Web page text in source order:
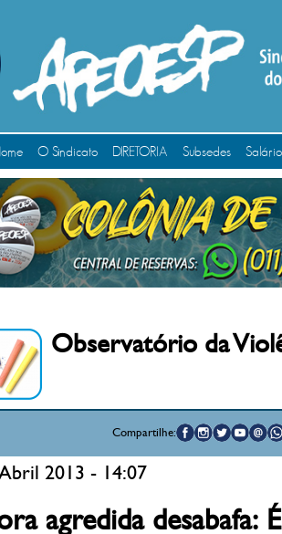
O Sindicato DIRETORIA Subsedes
Observatório da
Compartilhe:
2013 - 14:07
agredida desabafa: